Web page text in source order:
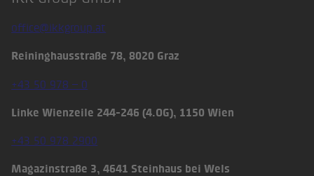
Footer
office@ikkgroup.at
Reininghausstraße 78, 8020 Graz
+43 50 978 – 0
Linke Wienzeile 244-246 (4.OG), 1150 Wien
+43 50 978 2900
Magazinstraße 3, 4641 Steinhaus bei Wels